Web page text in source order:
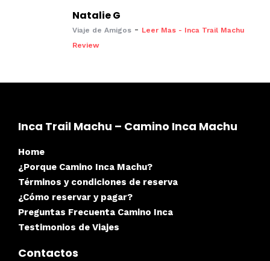
Natalie G
Viaje de Amigos - Leer Mas - Inca Trail Machu
Review
Inca Trail Machu – Camino Inca Machu
Home
¿Porque Camino Inca Machu?
Términos y condiciones de reserva
¿Cómo reservar y pagar?
Preguntas Frecuenta Camino Inca
Testimonios de Viajes
Contactos